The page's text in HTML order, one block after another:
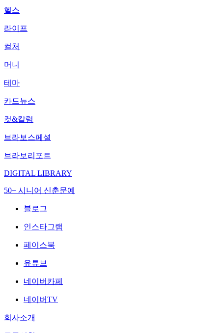
헬스
라이프
컬처
머니
테마
카드뉴스
컷&칼럼
브라보스페셜
브라보리포트
DIGITAL LIBRARY
50+ 시니어 신춘문예
블로그
인스타그램
페이스북
유튜브
네이버카페
네이버TV
회사소개